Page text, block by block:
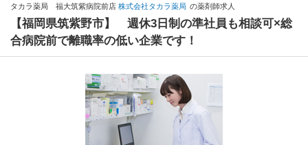
タカラ薬局 福大筑紫病院前店 株式会社タカラ薬局 の薬剤師求人
【福岡県筑紫野市】 週休3日制の準社員も相談可×総
合病院前で離職率の低い企業です！